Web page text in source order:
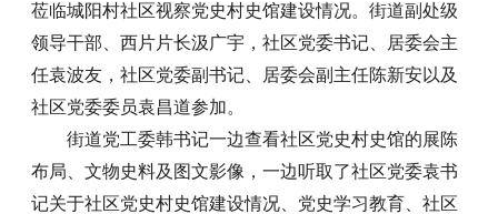
莅临城阳村社区视察党史村史馆建设情况。街道副处级
领导干部、西片片长汲广宇，社区党委书记、居委会主
任袁波友，社区党委副书记、居委会副主任陈新安以及
社区党委委员袁昌道参加。
街道党工委韩书记一边查看社区党史村史馆的展陈
布局、文物史料及图文影像，一边听取了社区党委袁书
记关于社区党史村史馆建设情况、党史学习教育、社区